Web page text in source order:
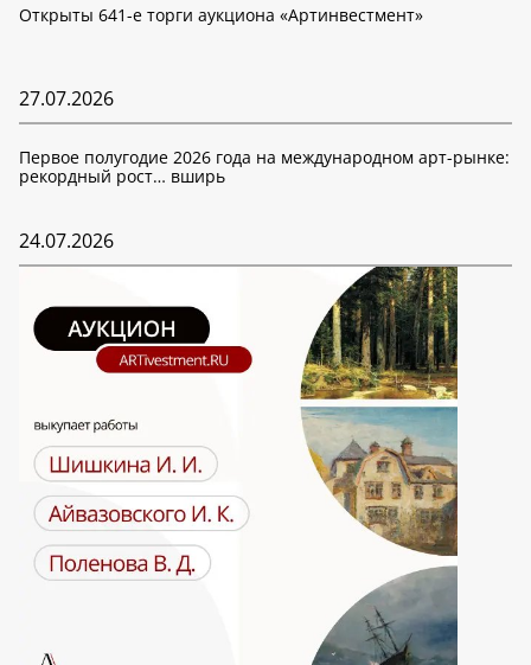
Открыты 641-е торги аукциона «Артинвестмент»
27.07.2026
Первое полугодие 2026 года на международном арт-рынке:
рекордный рост… вширь
24.07.2026